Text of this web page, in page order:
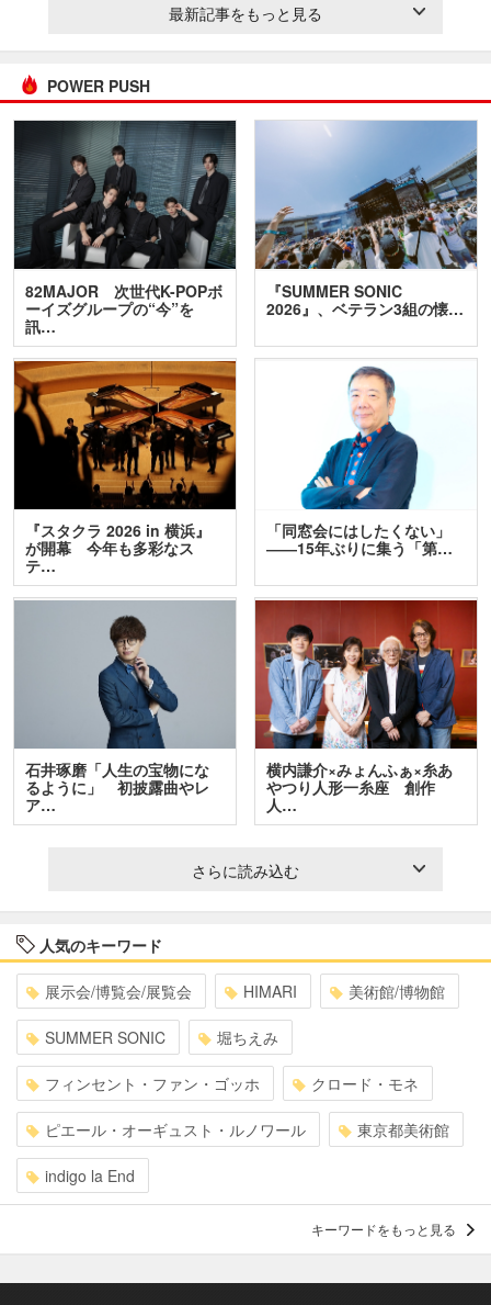
最新記事をもっと見る
POWER PUSH
82MAJOR 次世代K-POPボ
ーイズグループの“今”を
訊…
『SUMMER SONIC
2026』、ベテラン3組の懐…
『スタクラ 2026 in 横浜』
が開幕 今年も多彩なス
テ…
「同窓会にはしたくない」
――15年ぶりに集う「第…
石井琢磨「人生の宝物にな
るように」 初披露曲やレ
ア…
横内謙介×みょんふぁ×糸あ
やつり人形一糸座 創作
人…
さらに読み込む
人気のキーワード
展示会/博覧会/展覧会 HIMARI 美術館/博物館
SUMMER SONIC 堀ちえみ
フィンセント・ファン・ゴッホ クロード・モネ
ピエール・オーギュスト・ルノワール 東京都美術館
indigo la End
キーワードをもっと見る